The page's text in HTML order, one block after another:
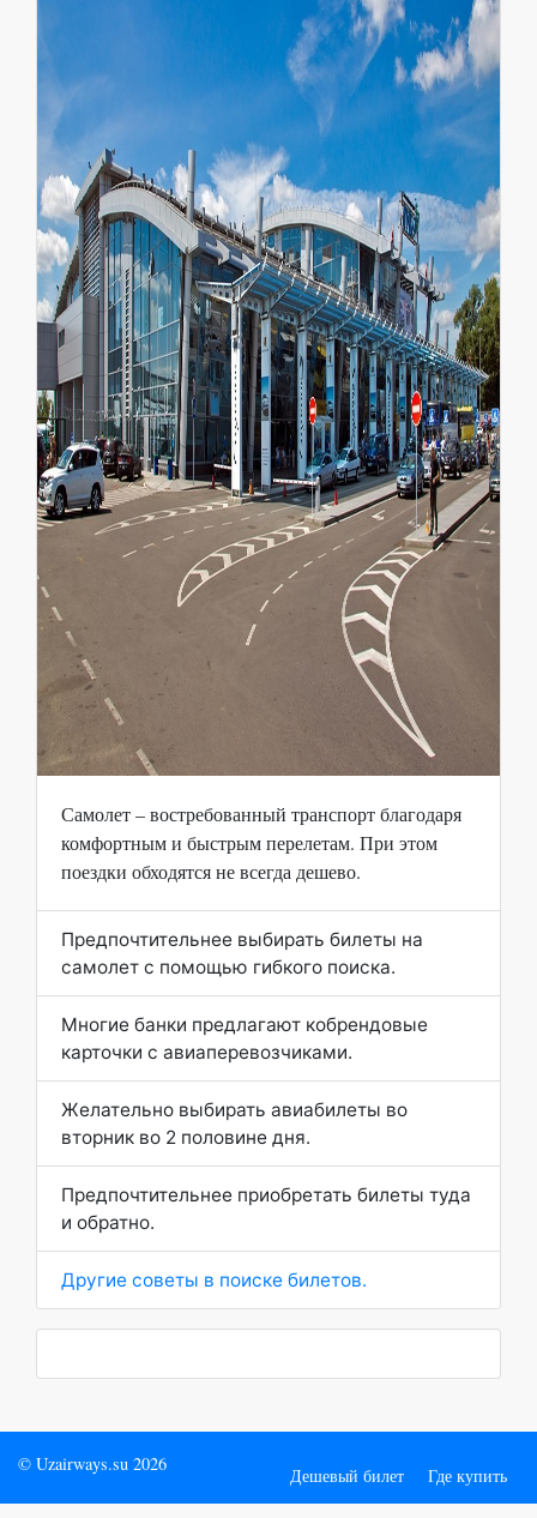
Самолет – востребованный транспорт благодаря
комфортным и быстрым перелетам. При этом
поездки обходятся не всегда дешево.
Предпочтительнее выбирать билеты на
самолет с помощью гибкого поиска.
Многие банки предлагают кобрендовые
карточки с авиаперевозчиками.
Желательно выбирать авиабилеты во
вторник во 2 половине дня.
Предпочтительнее приобретать билеты туда
и обратно.
Другие советы в поиске билетов.
© Uzairways.su 2026
Где купить
Дешевый билет